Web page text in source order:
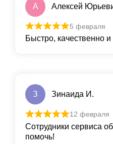
А Алексей
5 февраля
Быстро, качественно
З Зинаида И.
12 февраля
Сотрудники сервиса
помочь!